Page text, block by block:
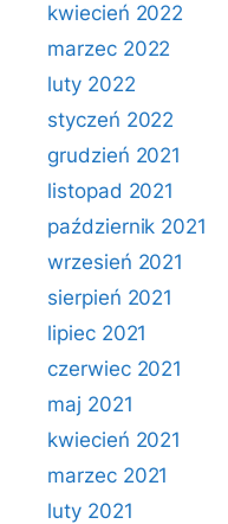
kwiecień 2022
marzec 2022
luty 2022
styczeń 2022
grudzień 2021
listopad 2021
październik 2021
wrzesień 2021
sierpień 2021
lipiec 2021
czerwiec 2021
maj 2021
kwiecień 2021
marzec 2021
luty 2021